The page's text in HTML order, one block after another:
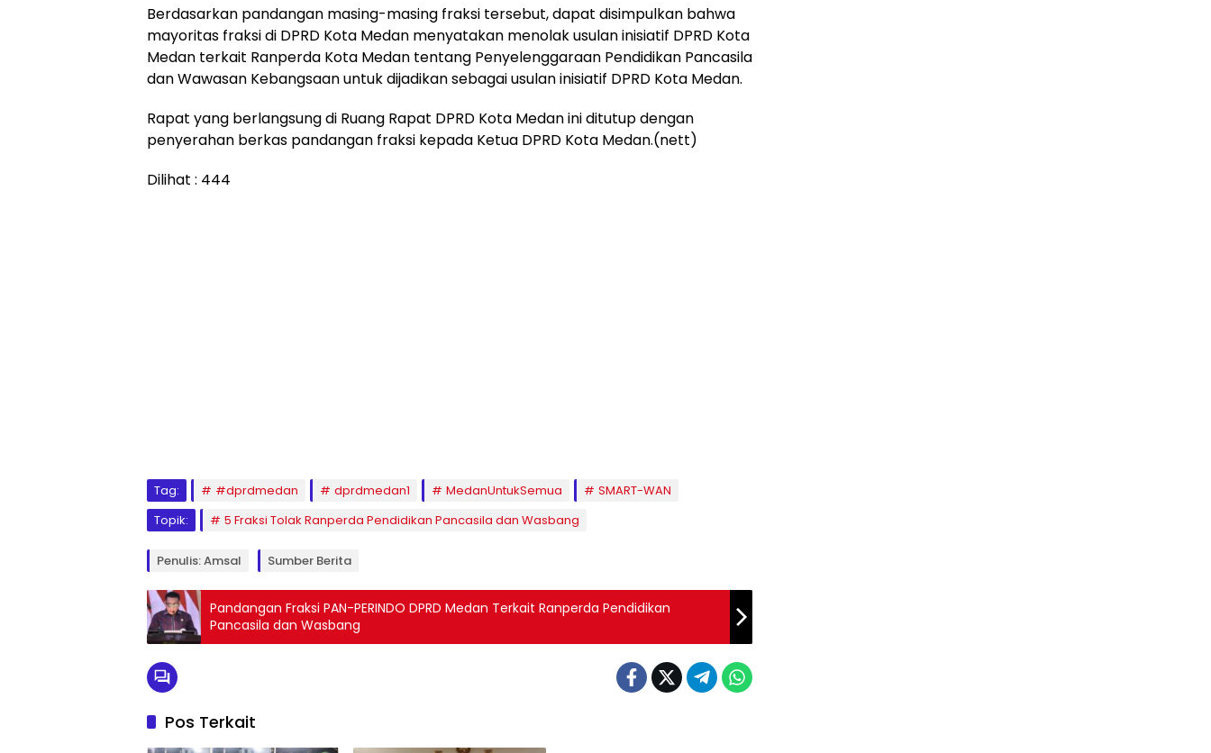
Berdasarkan pandangan masing-masing fraksi tersebut, dapat disimpulkan bahwa
mayoritas fraksi di DPRD Kota Medan menyatakan menolak usulan inisiatif DPRD Kota
Medan terkait Ranperda Kota Medan tentang Penyelenggaraan Pendidikan Pancasila
dan Wawasan Kebangsaan untuk dijadikan sebagai usulan inisiatif DPRD Kota Medan.
Rapat yang berlangsung di Ruang Rapat DPRD Kota Medan ini ditutup dengan
penyerahan berkas pandangan fraksi kepada Ketua DPRD Kota Medan.(nett)
Dilihat : 444
Tag: #dprdmedan dprdmedan1 MedanUntukSemua
SMART-WAN
Topik:
5 Fraksi Tolak Ranperda Pendidikan Pancasila dan Wasbang
Penulis: Amsal Sumber Berita
Pandangan Fraksi PAN-PERINDO DPRD Medan Terkait Ranperda Pendidikan
Pancasila dan Wasbang
Pos Terkait